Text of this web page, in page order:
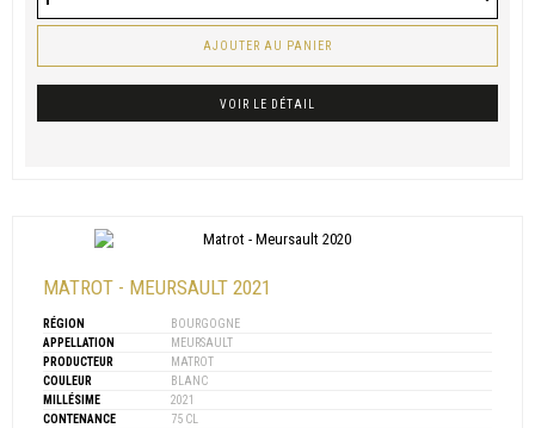
AJOUTER AU PANIER
VOIR LE DÉTAIL
MATROT - MEURSAULT 2021
RÉGION
BOURGOGNE
APPELLATION
MEURSAULT
PRODUCTEUR
MATROT
COULEUR
BLANC
MILLÉSIME
2021
CONTENANCE
75 CL